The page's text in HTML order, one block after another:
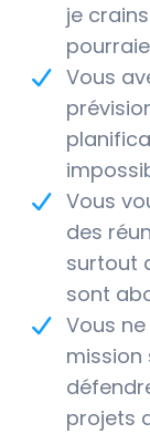
je
Vous
Vous
des
surtout
sont
Vous
mission
projets